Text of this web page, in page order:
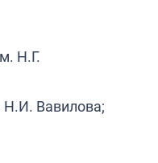
Н.Г.
Вавилова;